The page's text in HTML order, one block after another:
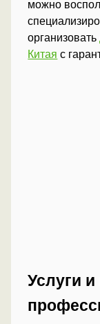
можно
организовать
Китая с
Услуги